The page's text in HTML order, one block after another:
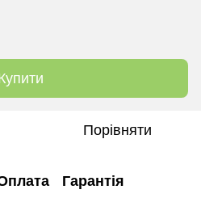
Порівняти
Гарантія